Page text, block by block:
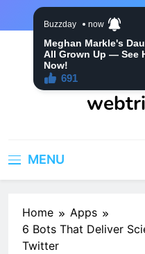
MENU
Home
Apps
6 Bots That Deliver
Twitter